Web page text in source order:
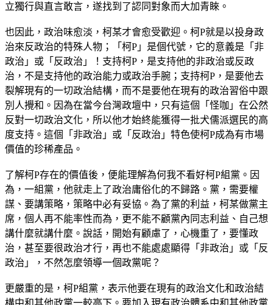
立獨行與直言敢言，遂找到了認同對象而大加青睞。
也因此，政治味愈淡，柯某才會愈受歡迎。柯P就是以投身政
治來反政治的特殊人物；「柯P」是個代號，它的意義是「非
政治」或「反政治」！支持柯P，是支持他的非政治或反政
治，不是支持他的政治能力或政治手腕；支持柯P，是要他去
裂解現有的一切政治結構，而不是要他在現有的政治習俗中跟
別人攪和。因為在當今台灣政壇中，只有這個「怪咖」在公然
反對一切政治文化，所以他才始終能獲得一批犬儒派選民的高
度支持。這個「非政治」或「反政治」特色使柯P成為有市場
價值的珍稀產品。
了解柯P存在的價值後，便能理解為何我不看好柯P組黨。因
為，一組黨，他就走上了政治庸俗化的不歸路。黨，需要權
謀、要講策略，策略中必有妥協。為了黨的利益，柯某做黨主
席，個人再不能率性而為，更不能不顧黨內同志利益、自己想
講什麼就講什麼。說話，開始有顧慮了，心機重了，要懂政
治，甚至要很政治才行，再也不能處處顯得「非政治」或「反
政治」，不然怎麼領導一個政黨呢？
更嚴重的是，柯P組黨，表示他要在現有的政治文化和政治結
構中和其他政黨一較高下。要加入現有政治體系中和其他政黨